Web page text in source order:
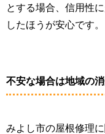
とする場合、信用性
したほうが安心です。
不安な場合は地域の
みよし市の屋根修理